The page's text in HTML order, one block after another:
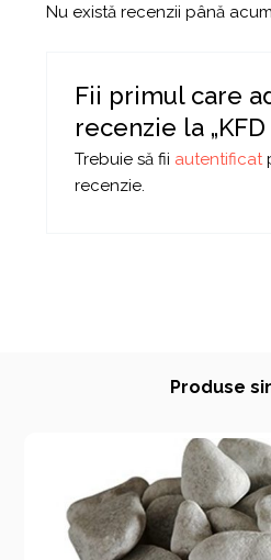
Nu există recenzii până
Fii primul care
recenzie la „KFD
Trebuie să fii autentificat
recenzie.
Produse